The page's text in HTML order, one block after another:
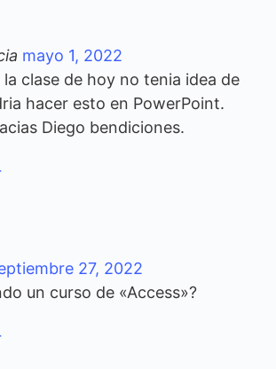
mayo 1, 2022
clase de hoy no tenia idea de
hacer esto en PowerPoint.
Diego bendiciones.
27, 2022
un curso de «Access»?